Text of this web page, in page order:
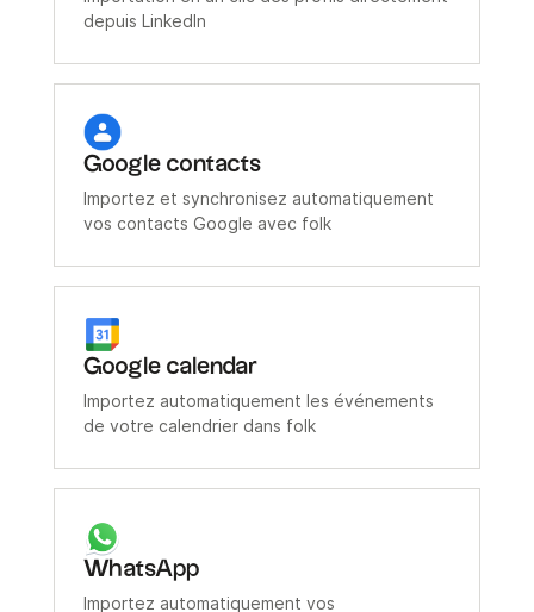
depuis LinkedIn
Google contacts
Importez et synchronisez automatiquement
vos contacts Google avec folk
Google calendar
Importez automatiquement les événements
de votre calendrier dans folk
WhatsApp
Importez automatiquement vos